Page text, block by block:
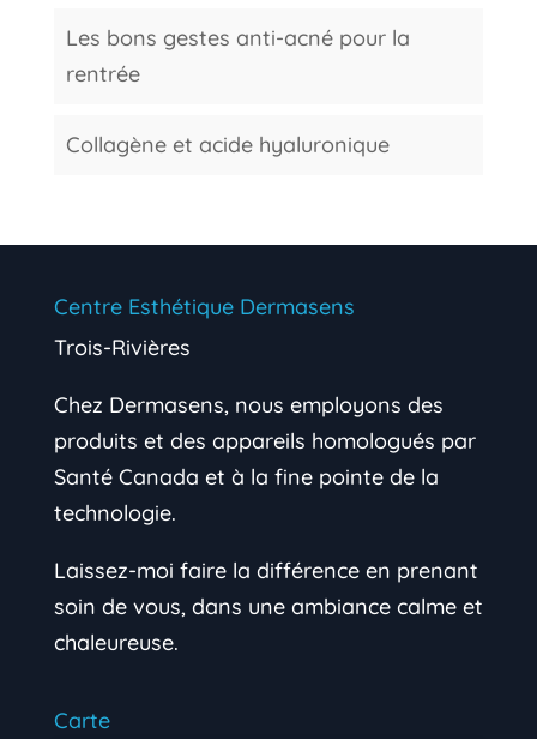
Les bons gestes anti-acné pour la
rentrée
Collagène et acide hyaluronique
Centre Esthétique Dermasens
Trois-Rivières
Chez Dermasens, nous employons des
produits et des appareils homologués par
Santé Canada et à la fine pointe de la
technologie.
Laissez-moi faire la différence en prenant
soin de vous, dans une ambiance calme et
chaleureuse.
Carte